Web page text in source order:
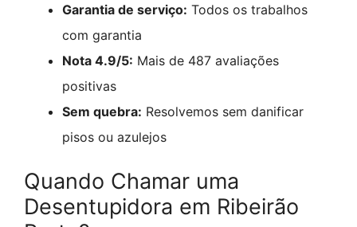
Garantia de serviço: Todos os trabalhos
com garantia
Nota 4.9/5: Mais de 487 avaliações
positivas
Sem quebra: Resolvemos sem danificar
pisos ou azulejos
Quando Chamar uma
Desentupidora em Ribeirão